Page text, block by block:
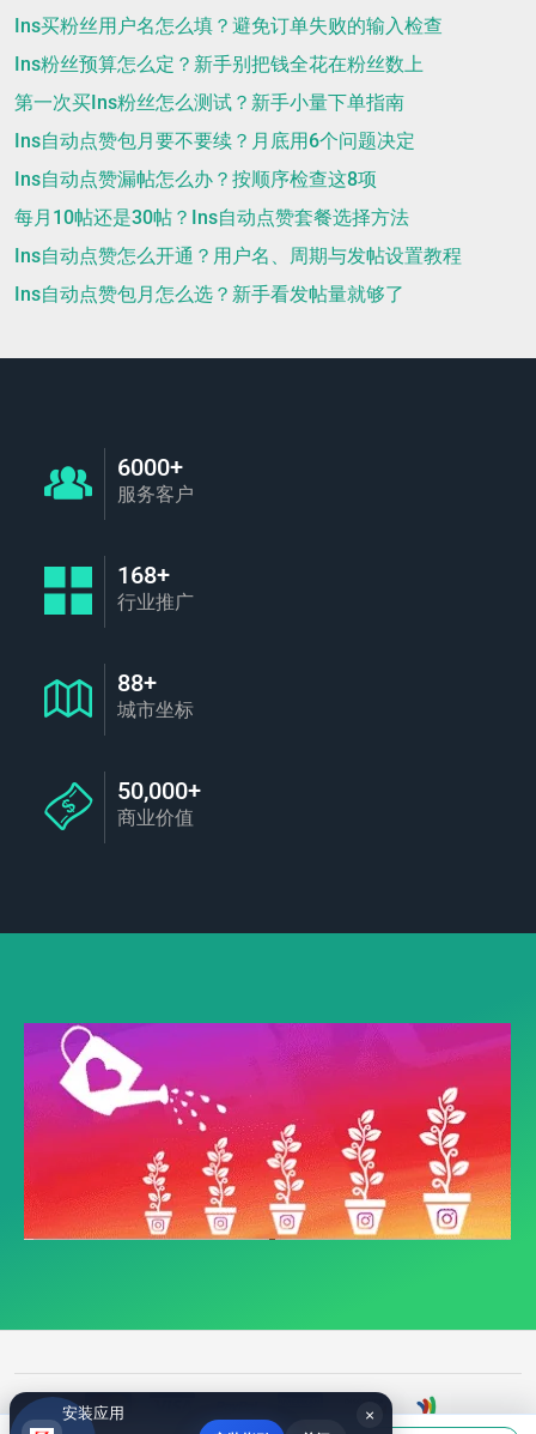
Ins买粉丝用户名怎么填？避免订单失败的输入检查
Ins粉丝预算怎么定？新手别把钱全花在粉丝数上
第一次买Ins粉丝怎么测试？新手小量下单指南
Ins自动点赞包月要不要续？月底用6个问题决定
Ins自动点赞漏帖怎么办？按顺序检查这8项
每月10帖还是30帖？Ins自动点赞套餐选择方法
Ins自动点赞怎么开通？用户名、周期与发帖设置教程
Ins自动点赞包月怎么选？新手看发帖量就够了
6000+
服务客户
168+
行业推广
88+
城市坐标
50,000+
商业价值
×
安装应用